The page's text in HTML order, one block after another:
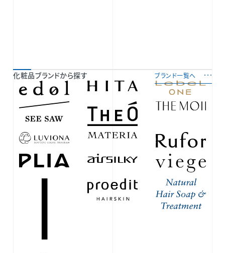
化粧品ブランドから探す ブランド一覧へ